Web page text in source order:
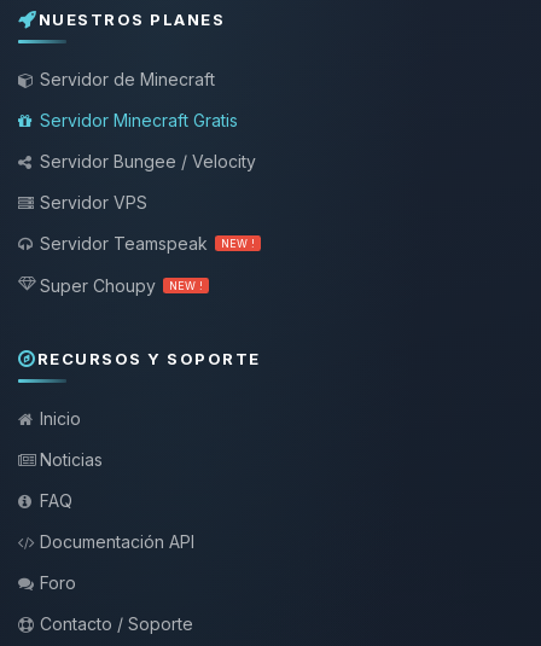
NUESTROS PLANES
Servidor de Minecraft
Servidor Minecraft Gratis
Servidor Bungee / Velocity
Servidor VPS
Servidor Teamspeak
NEW !
Super Choupy NEW !
RECURSOS Y SOPORTE
Inicio
Noticias
FAQ
Documentación API
Foro
Contacto / Soporte